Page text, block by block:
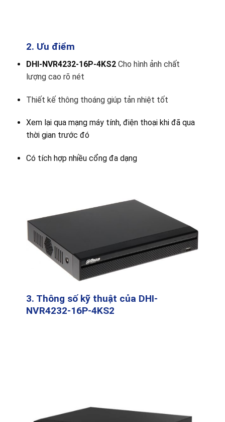
2. Ưu điểm
DHI-NVR4232-16P-4KS2 Cho hình ảnh chất
lượng cao rõ nét
Thiết kế thông thoáng giúp tản nhiệt tốt
Xem lại qua mạng máy tính, điện thoại khi đã qua
thời gian trước đó
Có tích hợp nhiều cổng đa dạng
3. Thông số kỹ thuật của DHI-
NVR4232-16P-4KS2